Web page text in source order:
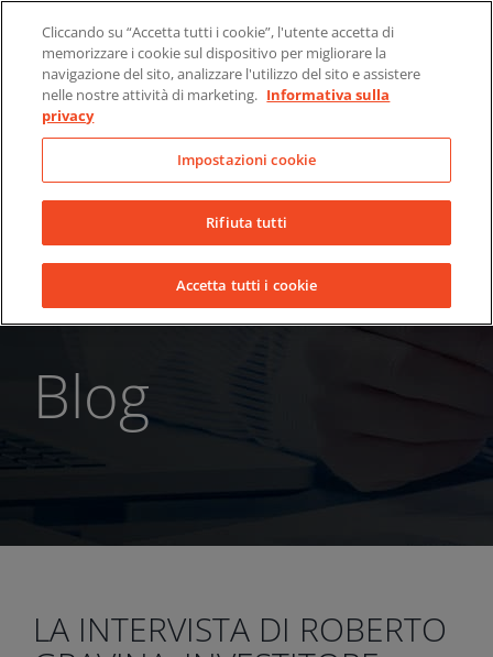
content
LinkedInYouTubeFacebook
Blog
LA INTERVISTA DI ROBERTO
Cliccando su “Accetta tutti i cookie”, l'utente accetta di
memorizzare i cookie sul dispositivo per migliorare la
navigazione del sito, analizzare l'utilizzo del sito e assistere
nelle nostre attività di marketing. Informativa sulla
privacy
Impostazioni cookie
Rifiuta tutti
Accetta tutti i cookie